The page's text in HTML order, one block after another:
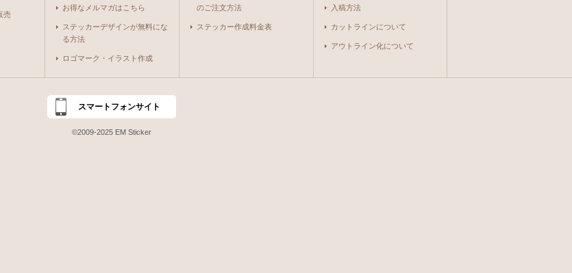
売
お得なメルマガはこちら
ステッカーデザインが無料にな
る方法
ロゴマーク・イラスト作成
のご注文方法
ステッカー作成料金表
入稿方法
カットラインについて
アウトライン化について
スマートフォンサイト
©2009-2025 EM Sticker